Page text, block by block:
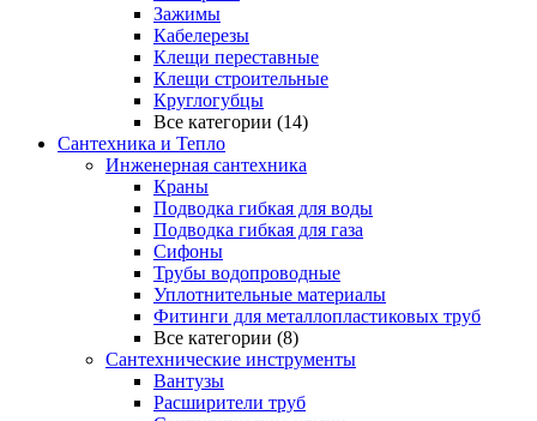
Зажимы
Кабелерезы
Клещи переставные
Клещи строительные
Круглогубцы
Все категории (14)
Сантехника и Тепло
Инженерная сантехника
Краны
Подводка гибкая для воды
Подводка гибкая для газа
Сифоны
Трубы водопроводные
Уплотнительные материалы
Фитинги для металлопластиковых труб
Все категории (8)
Сантехнические инструменты
Вантузы
Расширители труб